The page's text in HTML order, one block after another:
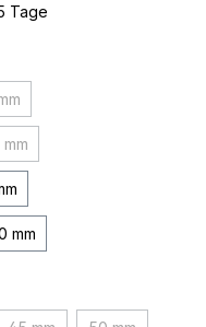
Tage
verfügbar.)
Option ist zurzeit nicht
Option ist zurzeit nicht
verfügbar.)
verfügbar.)
mm